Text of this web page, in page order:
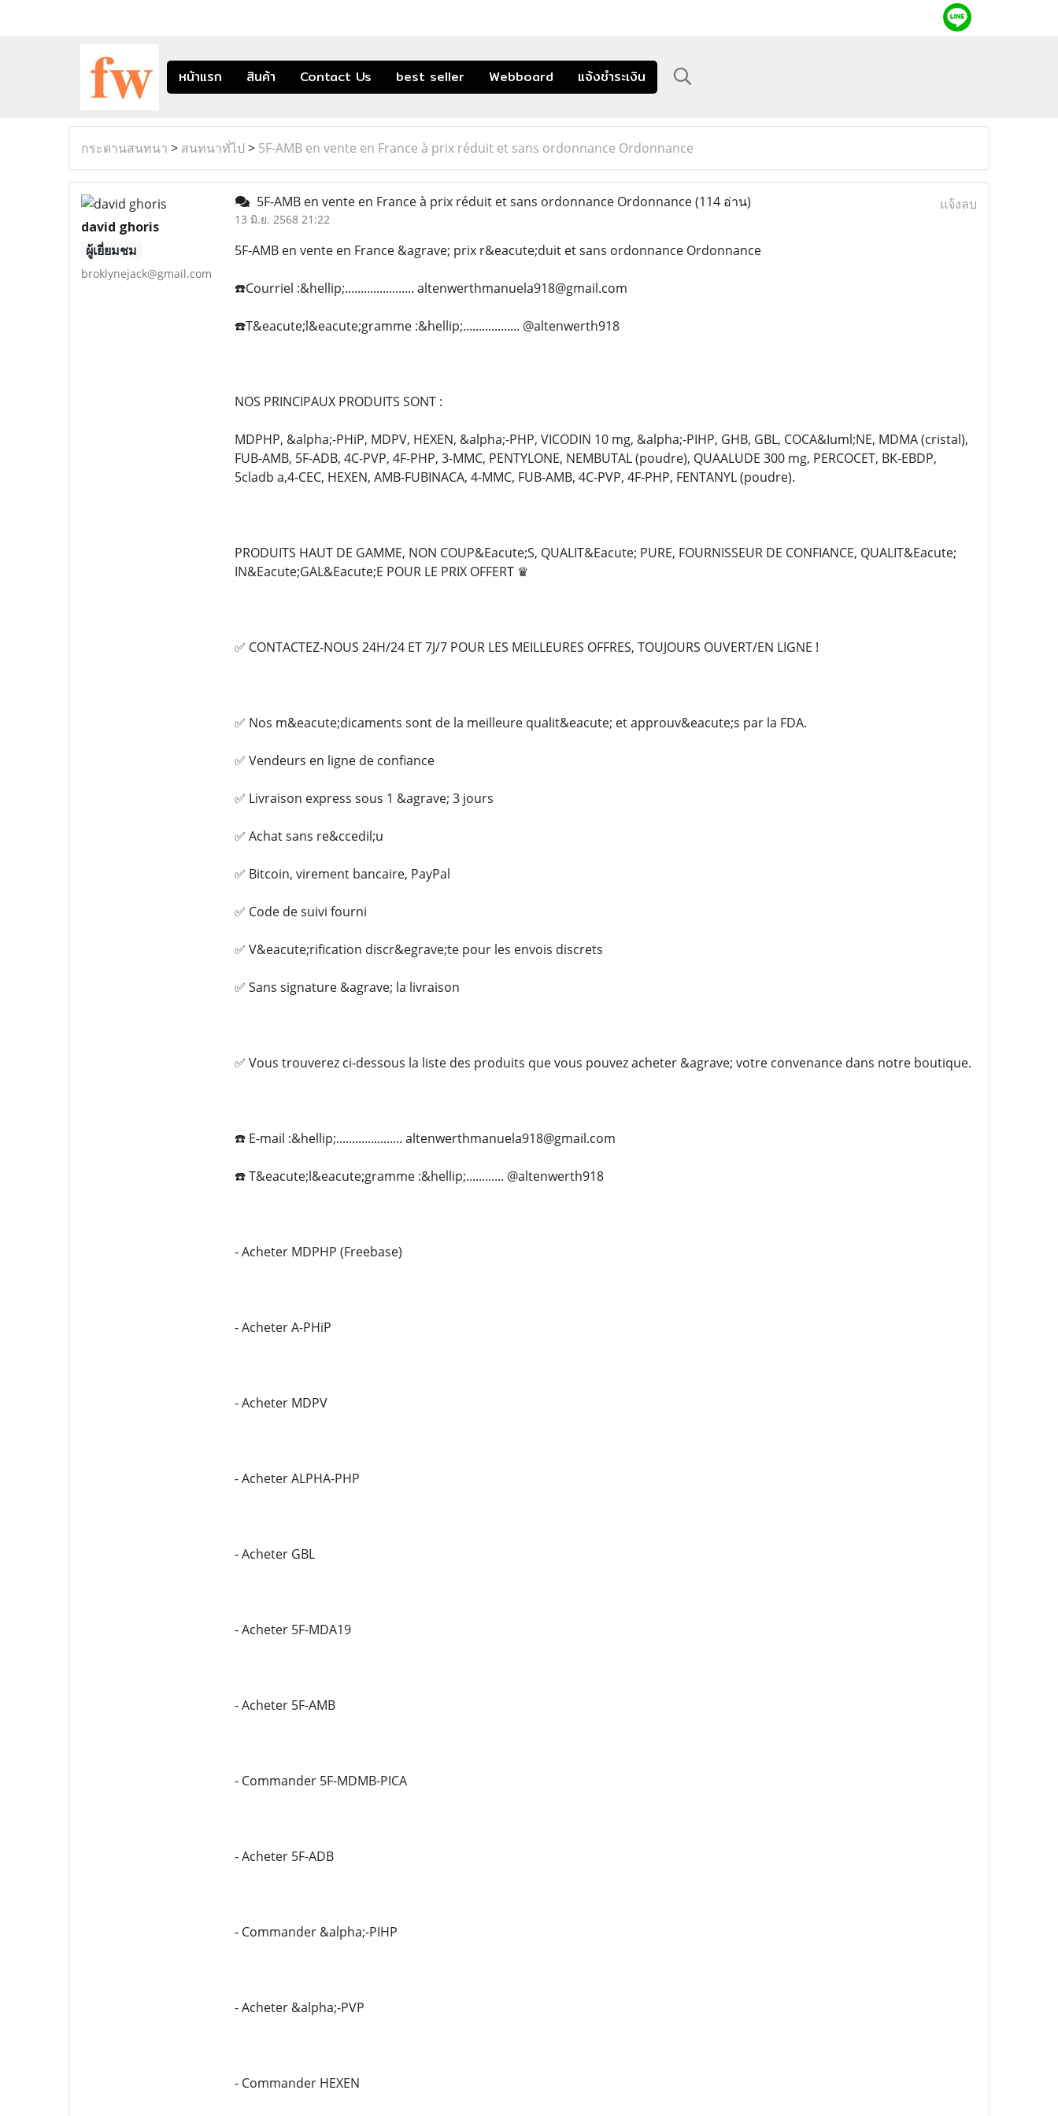
หน้าแรก สินค้า Contact Us best seller Webboard แจ้งชำระเงิน
กระดานสนทนา > สนทนาทั่ไป > 5F-AMB en vente en France à prix réduit et sans ordonnance Ordonnance
david ghoris
ผู้เยี่ยมชม
broklynejack@gmail.com
5F-AMB en vente en France à prix réduit et sans ordonnance Ordonnance(114 อ่าน)
13 มิ.ย. 2568 21:22
แจ้งลบ
5F-AMB en vente en France &agrave; prix r&eacute;duit et sans ordonnance Ordonnance
☎️Courriel :&hellip;...................... altenwerthmanuela918@gmail.com
☎️T&eacute;l&eacute;gramme :&hellip;.................. @altenwerth918
NOS PRINCIPAUX PRODUITS SONT :
MDPHP, &alpha;-PHiP, MDPV, HEXEN, &alpha;-PHP, VICODIN 10 mg, &alpha;-PIHP, GHB, GBL, COCA&Iuml;NE, MDMA (cristal),
FUB-AMB, 5F-ADB, 4C-PVP, 4F-PHP, 3-MMC, PENTYLONE, NEMBUTAL (poudre), QUAALUDE 300 mg, PERCOCET, BK-EBDP,
5cladb a,4-CEC, HEXEN, AMB-FUBINACA, 4-MMC, FUB-AMB, 4C-PVP, 4F-PHP, FENTANYL (poudre).
PRODUITS HAUT DE GAMME, NON COUP&Eacute;S, QUALIT&Eacute; PURE, FOURNISSEUR DE CONFIANCE, QUALIT&Eacute;
IN&Eacute;GAL&Eacute;E POUR LE PRIX OFFERT ♛
✅ CONTACTEZ-NOUS 24H/24 ET 7J/7 POUR LES MEILLEURES OFFRES, TOUJOURS OUVERT/EN LIGNE !
✅ Nos m&eacute;dicaments sont de la meilleure qualit&eacute; et approuv&eacute;s par la FDA.
✅ Vendeurs en ligne de confiance
✅ Livraison express sous 1 &agrave; 3 jours
✅ Achat sans re&ccedil;u
✅ Bitcoin, virement bancaire, PayPal
✅ Code de suivi fourni
✅ V&eacute;rification discr&egrave;te pour les envois discrets
✅ Sans signature &agrave; la livraison
✅ Vous trouverez ci-dessous la liste des produits que vous pouvez acheter &agrave; votre convenance dans notre boutique.
☎️ E-mail :&hellip;..................... altenwerthmanuela918@gmail.com
☎️ T&eacute;l&eacute;gramme :&hellip;............ @altenwerth918
- Acheter MDPHP (Freebase)
- Acheter A-PHiP
- Acheter MDPV
- Acheter ALPHA-PHP
- Acheter GBL
- Acheter 5F-MDA19
- Acheter 5F-AMB
- Commander 5F-MDMB-PICA
- Acheter 5F-ADB
- Commander &alpha;-PIHP
- Acheter &alpha;-PVP
- Commander HEXEN